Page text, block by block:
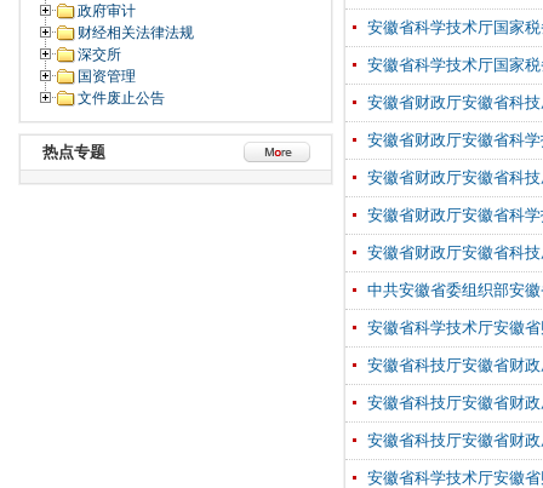
政府审计
财经相关法律法规
深交所
国资管理
文件废止公告
热点专题
安徽省科学技术厅国家
安徽省科学技术厅国家
安徽省财政厅安徽省科
安徽省财政厅安徽省科
安徽省财政厅安徽省科
安徽省财政厅安徽省科
安徽省财政厅安徽省科
中共安徽省委组织部安
安徽省科学技术厅安徽
安徽省科技厅安徽省财
安徽省科技厅安徽省财
安徽省科技厅安徽省财
安徽省科学技术厅安徽